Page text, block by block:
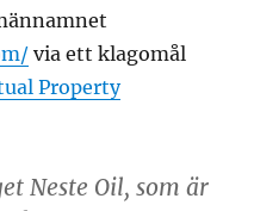
via ett klagomål
Property
Neste Oil, som är